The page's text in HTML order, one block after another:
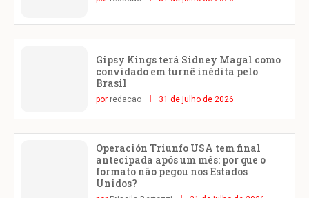
Gipsy Kings terá Sidney Magal como
convidado em turnê inédita pelo
Brasil
por redacao 31 de julho de 2026
Operación Triunfo USA tem final
antecipada após um mês: por que o
formato não pegou nos Estados
Unidos?